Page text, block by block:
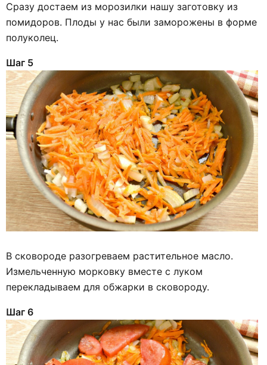
Сразу достаем из морозилки нашу заготовку из
помидоров. Плоды у нас были заморожены в форме
полуколец.
Шаг 5
В сковороде разогреваем растительное масло.
Измельченную морковку вместе с луком
перекладываем для обжарки в сковороду.
Шаг 6